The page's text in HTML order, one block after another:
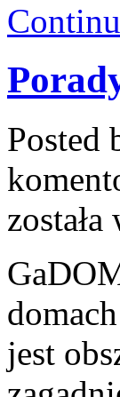
Posted
została
jest